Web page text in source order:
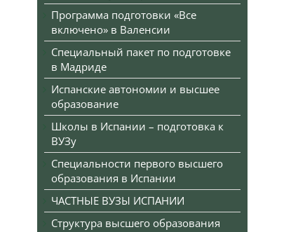
Программа подготовки «Все
включено» в Валенсии
Специальный пакет по подготовке
в Мадриде
Испанские автономии и высшее
образование
Школы в Испании – подготовка к
ВУЗу
Специальности первого высшего
образования в Испании
ЧАСТНЫЕ ВУЗЫ ИСПАНИИ
Структура высшего образования